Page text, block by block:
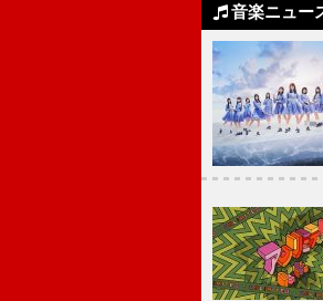
音楽ニュー